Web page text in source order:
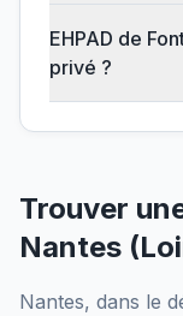
EHPAD de
privé ?
Trouver
Nantes (
Nantes, dans le